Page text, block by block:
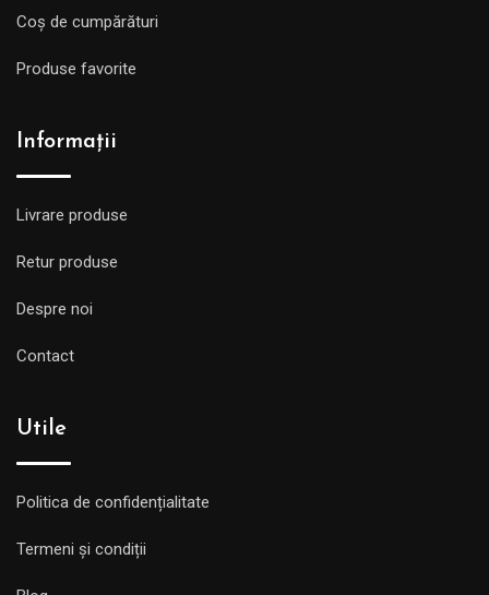
Coș de cumpărături
Produse favorite
Informații
Livrare produse
Retur produse
Despre noi
Contact
Utile
Politica de confidențialitate
Termeni și condiții